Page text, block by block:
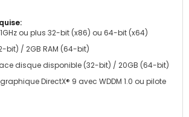
ou plus 32-bit (x86) ou 64-bit (x64)
bit) / 2GB RAM (64-bit)
disque disponible (32-bit) / 20GB (64-bit)
DirectX® 9 avec WDDM 1.0 ou pilote